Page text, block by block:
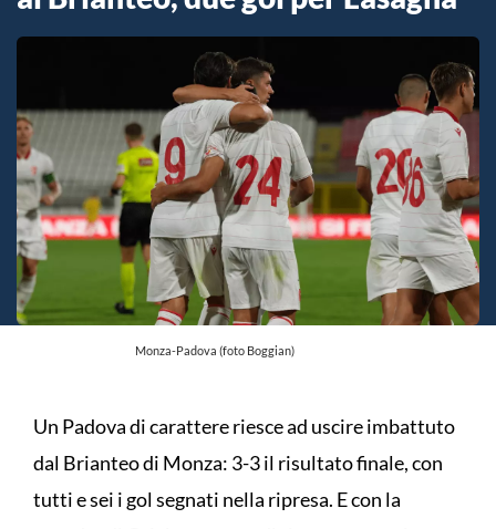
Monza-Padova (foto Boggian)
Un Padova di carattere riesce ad uscire imbattuto
dal Brianteo di Monza: 3-3 il risultato finale, con
tutti e sei i gol segnati nella ripresa. E con la